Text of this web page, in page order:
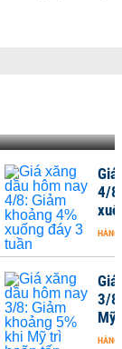
Giá
4/
HÀNG
Giá
3/
Mỹ
HÀNG